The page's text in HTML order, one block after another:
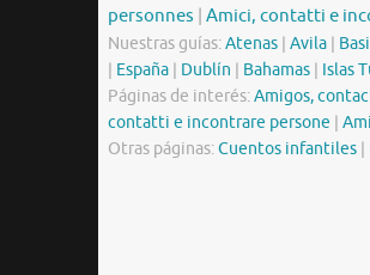
personnes Amici, contatti e
Nuestras guías:Atenas Avila
España Dublín Bahamas Islas
Páginas de interés:Amigos,
contatti e incontrare persone
Otras páginas:Cuentos infantiles